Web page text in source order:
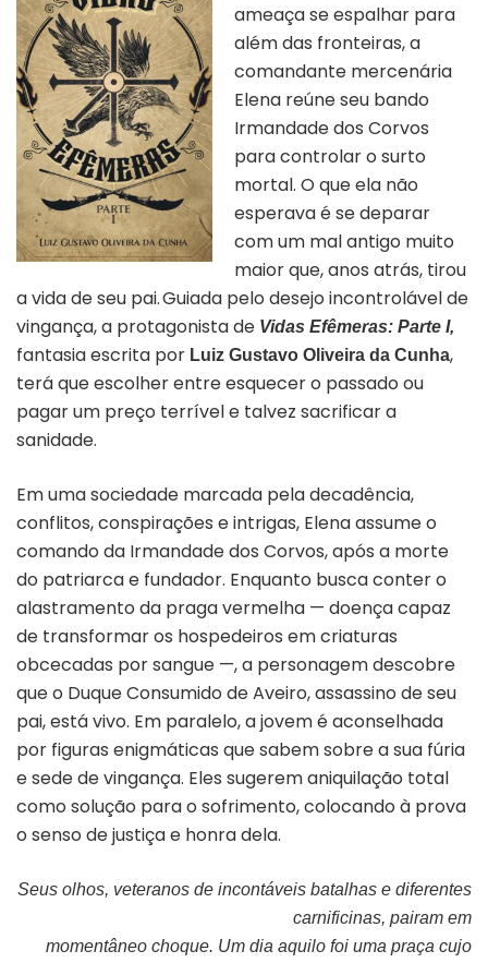
ameaça se espalhar para
além das fronteiras, a
comandante mercenária
Elena reúne seu bando
Irmandade dos Corvos
para controlar o surto
mortal. O que ela não
esperava é se deparar
com um mal antigo muito
maior que, anos atrás, tirou
a vida de seu pai. Guiada pelo desejo incontrolável de
vingança, a protagonista de Vidas Efêmeras: Parte I,
fantasiaescrita por Luiz Gustavo Oliveira da Cunha,
terá que escolher entre esquecer o passado ou
pagarum preço terrível e talvez sacrificar a
sanidade.
Em uma sociedade marcada pela decadência,
conflitos, conspirações e intrigas, Elena assume o
comando da Irmandade dos Corvos, após a morte
do patriarca e fundador. Enquanto busca conter o
alastramento da praga vermelha — doença capaz
de transformar os hospedeiros em criaturas
obcecadas por sangue —, a personagem descobre
que o Duque Consumido de Aveiro, assassino de seu
pai, está vivo. Em paralelo, a jovem é aconselhada
por figuras enigmáticas que sabem sobre a sua fúria
e sede de vingança. Eles sugerem aniquilação total
como solução para o sofrimento, colocando à prova
o senso de justiça e honra dela.
Seus olhos, veteranos de incontáveis batalhas e diferentes
carnificinas, pairam em
momentâneo choque. Um dia aquilo foi uma praça cujo